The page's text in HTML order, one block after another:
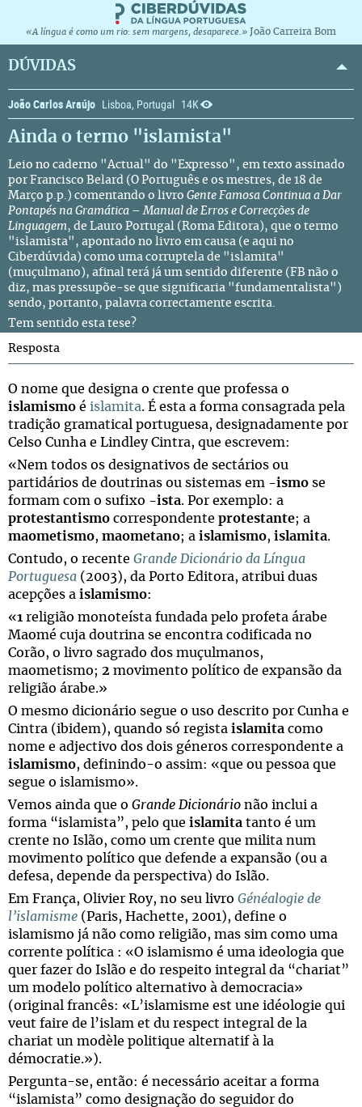
«A língua é como um rio: sem margens, desaparece.» João Carreira Bom
DÚVIDAS
João Carlos Araújo Lisboa, Portugal 14K
Ainda o termo "islamista"
Leio no caderno "Actual" do "Expresso", em texto assinado
por Francisco Belard (O Português e os mestres, de 18 de
Março p.p.) comentando o livro Gente Famosa Continua a Dar
Pontapés na Gramática – Manual de Erros e Correcções de
Linguagem, de Lauro Portugal (Roma Editora), que o termo
"islamista", apontado no livro em causa (e aqui no
Ciberdúvida) como uma corruptela de "islamita"
(muçulmano), afinal terá já um sentido diferente (FB não o
diz, mas pressupõe-se que significaria "fundamentalista")
sendo, portanto, palavra correctamente escrita.
Tem sentido esta tese?
Resposta
O nome que designa o crente que professa o
islamismo é islamita. É esta a forma consagrada pela
tradição gramatical portuguesa, designadamente por
Celso Cunha e Lindley Cintra, que escrevem:
«Nem todos os designativos de sectários ou
partidários de doutrinas ou sistemas em -ismo se
formam com o sufixo -ista. Por exemplo: a
protestantismo correspondente protestante; a
maometismo, maometano; a islamismo, islamita.
Contudo, o recente Grande Dicionário da Língua
Portuguesa (2003), da Porto Editora, atribui duas
acepções a islamismo:
«1 religião monoteísta fundada pelo profeta árabe
Maomé cuja doutrina se encontra codificada no
Corão, o livro sagrado dos muçulmanos,
maometismo; 2 movimento político de expansão da
religião árabe.»
O mesmo dicionário segue o uso descrito por Cunha e
Cintra (ibidem), quando só regista islamita como
nome e adjectivo dos dois géneros correspondente a
islamismo, definindo-o assim: «que ou pessoa que
segue o islamismo».
Vemos ainda que o Grande Dicionário não inclui a
forma “islamista”, pelo que islamita tanto é um
crente no Islão, como um crente que milita num
movimento político que defende a expansão (ou a
defesa, depende da perspectiva) do Islão.
Em França, Olivier Roy, no seu livro Généalogie de
l’islamisme (Paris, Hachette, 2001), define o
islamismo já não como religião, mas sim como uma
corrente política : «O islamismo é uma ideologia que
quer fazer do Islão e do respeito integral da “chariat”
um modelo político alternativo à democracia»
(original francês: «L’islamisme est une idéologie qui
veut faire de l’islam et du respect integral de la
chariat un modèle politique alternatif à la
démocratie.»).
Pergunta-se, então: é necessário aceitar a forma
“islamista” como designação do seguidor do